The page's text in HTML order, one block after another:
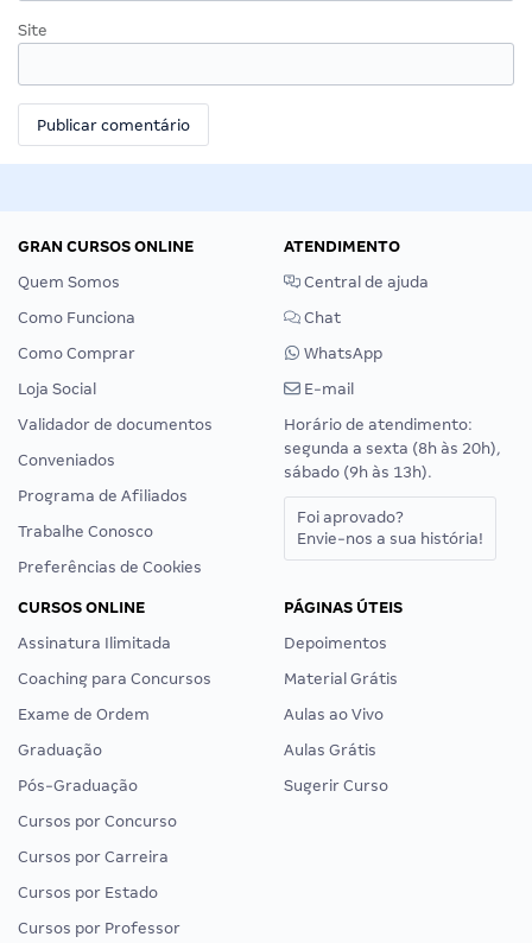
Site
GRAN CURSOS ONLINE
Quem Somos
Como Funciona
Como Comprar
Loja Social
Validador de documentos
Conveniados
Programa de Afiliados
Trabalhe Conosco
Preferências de Cookies
ATENDIMENTO
Central de ajuda
Chat
WhatsApp
E-mail
Horário de atendimento:
segunda a sexta (8h às 20h),
sábado (9h às 13h).
Foi aprovado?
Envie-nos a sua história!
CURSOS ONLINE
Assinatura Ilimitada
Coaching para Concursos
Exame de Ordem
Graduação
Pós-Graduação
Cursos por Concurso
Cursos por Carreira
Cursos por Estado
Cursos por Professor
PÁGINAS ÚTEIS
Depoimentos
Material Grátis
Aulas ao Vivo
Aulas Grátis
Sugerir Curso